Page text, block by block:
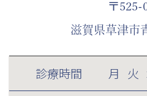
〒525-
滋賀県草津市
診療時間 月 火